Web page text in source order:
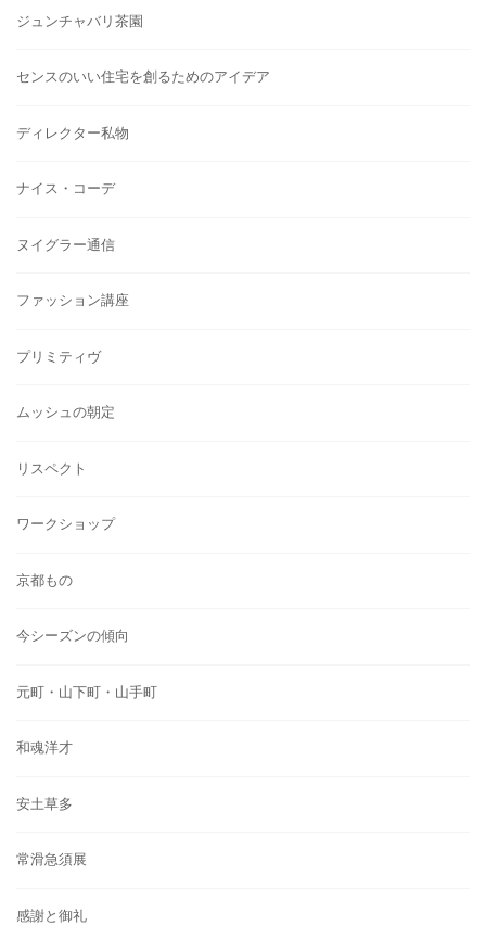
ジュンチャバリ茶園
センスのいい住宅を創るためのアイデア
ディレクター私物
ナイス・コーデ
ヌイグラー通信
ファッション講座
プリミティヴ
ムッシュの朝定
リスペクト
ワークショップ
京都もの
今シーズンの傾向
元町・山下町・山手町
和魂洋才
安土草多
常滑急須展
感謝と御礼